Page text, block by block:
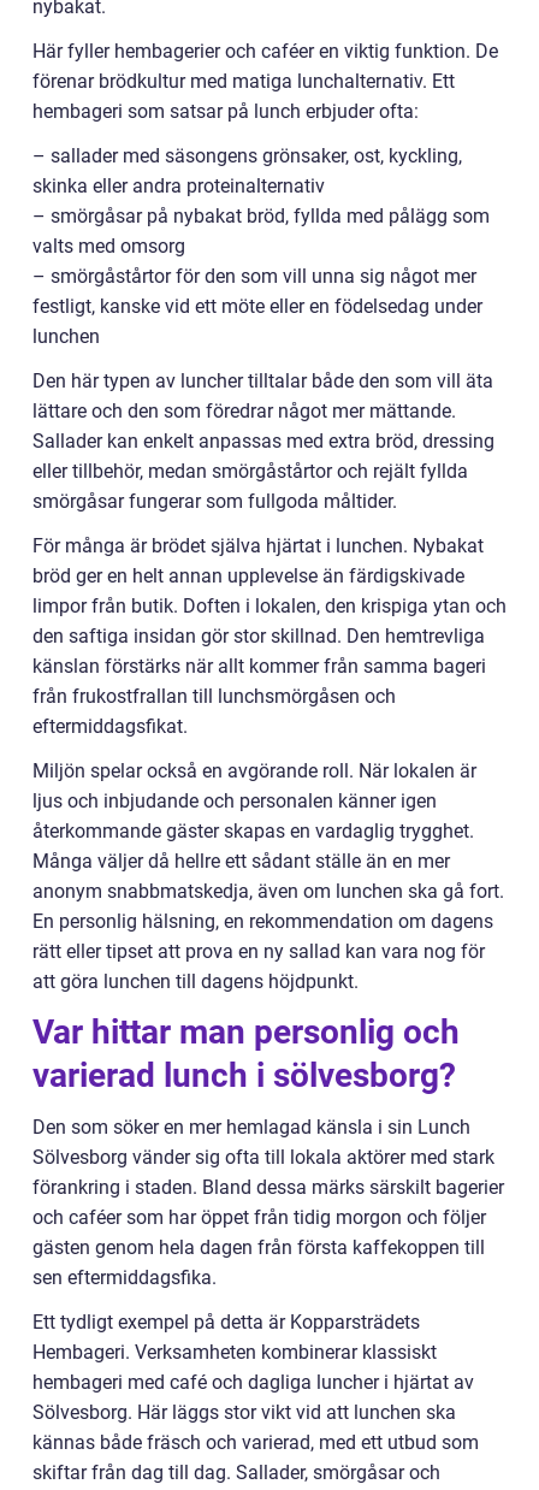
nybakat.
Här fyller hembagerier och caféer en viktig funktion. De
förenar brödkultur med matiga lunchalternativ. Ett
hembageri som satsar på lunch erbjuder ofta:
– sallader med säsongens grönsaker, ost, kyckling,
skinka eller andra proteinalternativ
– smörgåsar på nybakat bröd, fyllda med pålägg som
valts med omsorg
– smörgåstårtor för den som vill unna sig något mer
festligt, kanske vid ett möte eller en födelsedag under
lunchen
Den här typen av luncher tilltalar både den som vill äta
lättare och den som föredrar något mer mättande.
Sallader kan enkelt anpassas med extra bröd, dressing
eller tillbehör, medan smörgåstårtor och rejält fyllda
smörgåsar fungerar som fullgoda måltider.
För många är brödet själva hjärtat i lunchen. Nybakat
bröd ger en helt annan upplevelse än färdigskivade
limpor från butik. Doften i lokalen, den krispiga ytan och
den saftiga insidan gör stor skillnad. Den hemtrevliga
känslan förstärks när allt kommer från samma bageri
från frukostfrallan till lunchsmörgåsen och
eftermiddagsfikat.
Miljön spelar också en avgörande roll. När lokalen är
ljus och inbjudande och personalen känner igen
återkommande gäster skapas en vardaglig trygghet.
Många väljer då hellre ett sådant ställe än en mer
anonym snabbmatskedja, även om lunchen ska gå fort.
En personlig hälsning, en rekommendation om dagens
rätt eller tipset att prova en ny sallad kan vara nog för
att göra lunchen till dagens höjdpunkt.
Var hittar man personlig och
varierad lunch i sölvesborg?
Den som söker en mer hemlagad känsla i sin Lunch
Sölvesborg vänder sig ofta till lokala aktörer med stark
förankring i staden. Bland dessa märks särskilt bagerier
och caféer som har öppet från tidig morgon och följer
gästen genom hela dagen från första kaffekoppen till
sen eftermiddagsfika.
Ett tydligt exempel på detta är Kopparsträdets
Hembageri. Verksamheten kombinerar klassiskt
hembageri med café och dagliga luncher i hjärtat av
Sölvesborg. Här läggs stor vikt vid att lunchen ska
kännas både fräsch och varierad, med ett utbud som
skiftar från dag till dag. Sallader, smörgåsar och